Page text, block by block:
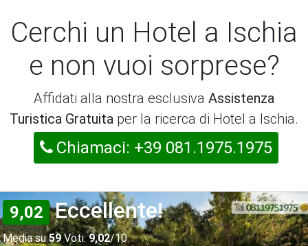
Cerchi un Hotel a Ischia
e non vuoi sorprese?
Affidati alla nostra esclusiva Assistenza
Turistica Gratuita per la ricerca di Hotel a Ischia.
Chiamaci: +39 081.1975.1975
9,02 Eccellente!
Media su59Voti: 9,02/10